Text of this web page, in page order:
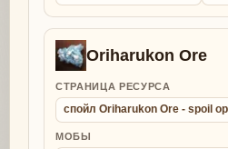
Oriharukon Ore
СТРАНИЦА РЕСУРСА
спойл Oriharukon Ore - spoil
МОБЫ